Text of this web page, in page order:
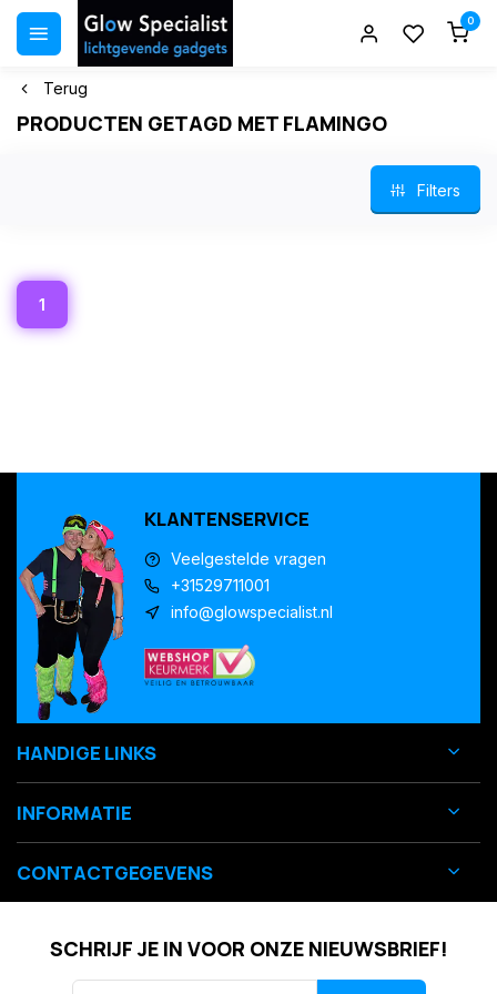
0
Terug
PRODUCTEN GETAGD MET FLAMINGO
Filters
1
KLANTENSERVICE
Veelgestelde vragen
+31529711001
info@glowspecialist.nl
HANDIGE LINKS
INFORMATIE
CONTACTGEGEVENS
SCHRIJF JE IN VOOR ONZE NIEUWSBRIEF!